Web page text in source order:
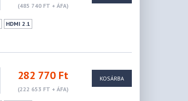
(485 740 FT + ÁFA)
HDMI 2.1
282 770 Ft
(222 653 FT + ÁFA)
KOSÁRBA